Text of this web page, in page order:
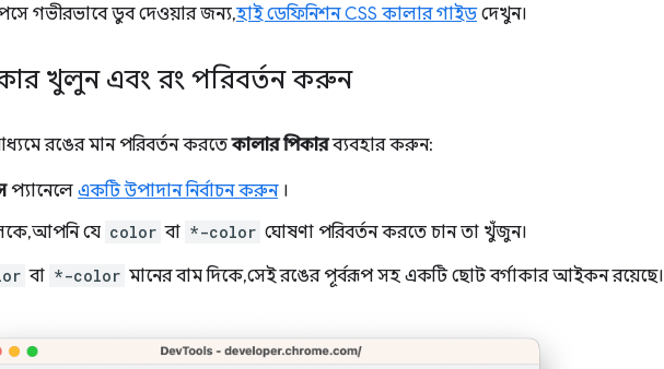
গভীরভাবে ডুব দেওয়ার জন্য,হাই ডেফিনিশন CSS কালার গাইডদেখুন।
খুলুন এবং রং পরিবর্তন করুন
রঙের মান পরিবর্তন করতেকালার পিকারব্যবহার করুন:
প্যানেলে একটি উপাদান নির্বাচন করুন।
আপনি যে color বা *-color ঘোষণা পরিবর্তন করতে চান তা খুঁজুন।
বা *-color মানের বাম দিকে, সেই রঙের পূর্বরূপ সহ একটি ছোট বর্গাকার আইকন রয়েছে।